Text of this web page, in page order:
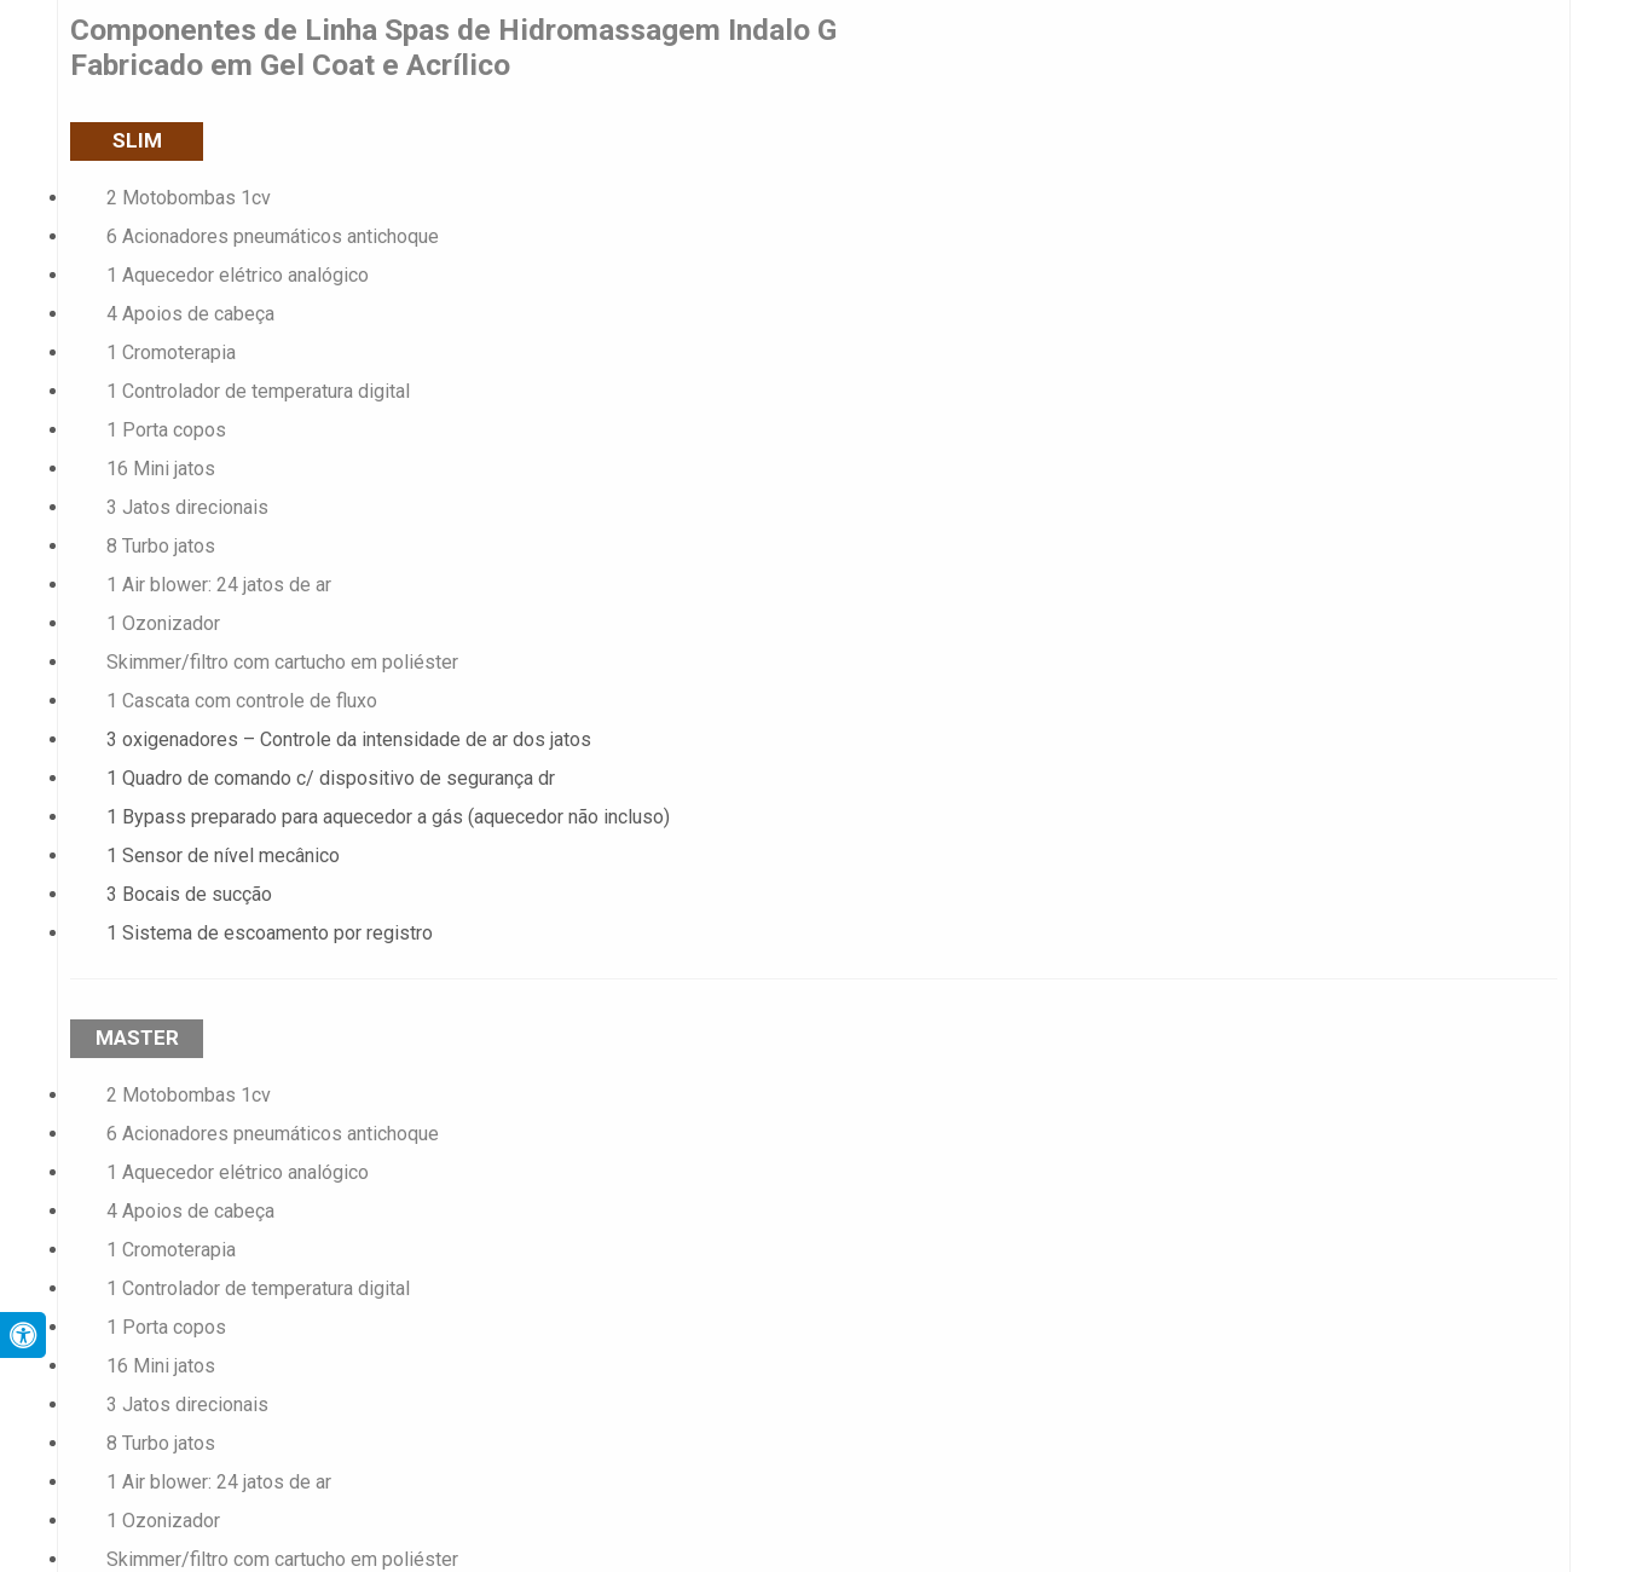
Acentos
capacidade para 4 pessoas
Componentes de Linha Spas de Hidromassagem Indalo G
Fabricado em Gel Coat e Acrílico
SLIM
2 Motobombas 1cv
6 Acionadores pneumáticos antichoque
1 Aquecedor elétrico analógico
4 Apoios de cabeça
1 Cromoterapia
1 Controlador de temperatura digital
1 Porta copos
16 Mini jatos
3 Jatos direcionais
8 Turbo jatos
1 Air blower: 24 jatos de ar
1 Ozonizador
Skimmer/filtro com cartucho em poliéster
1 Cascata com controle de fluxo
3 oxigenadores – Controle da intensidade de ar dos jatos
1 Quadro de comando c/ dispositivo de segurança dr
1 Bypass preparado para aquecedor a gás (aquecedor não incluso)
1 Sensor de nível mecânico
3 Bocais de sucção
1 Sistema de escoamento por registro
MASTER
2 Motobombas 1cv
6 Acionadores pneumáticos antichoque
1 Aquecedor elétrico analógico
4 Apoios de cabeça
1 Cromoterapia
1 Controlador de temperatura digital
1 Porta copos
16 Mini jatos
3 Jatos direcionais
8 Turbo jatos
1 Air blower: 24 jatos de ar
1 Ozonizador
Skimmer/filtro com cartucho em poliéster